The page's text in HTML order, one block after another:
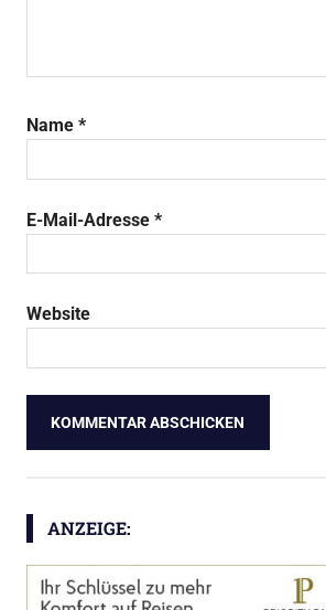
Name *
E-Mail-Adresse *
Website
ANZEIGE: